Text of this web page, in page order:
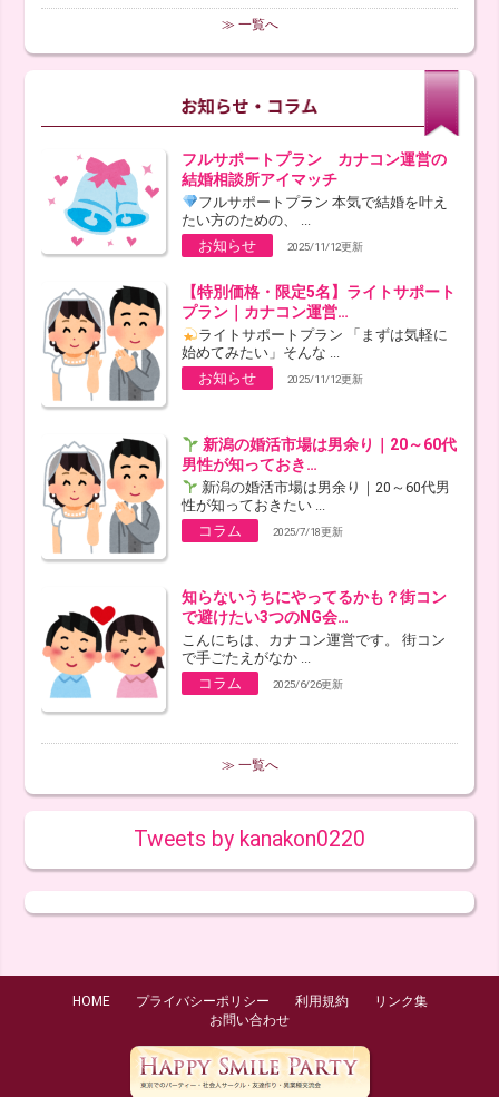
≫ 一覧へ
フルサポートプラン カナコン運営の
結婚相談所アイマッチ
フルサポートプラン 本気で結婚を叶え
たい方のための、 ...
お知らせ
2025/11/12更新
【特別価格・限定5名】ライトサポート
プラン｜カナコン運営…
ライトサポートプラン 「まずは気軽に
始めてみたい」そんな ...
お知らせ
2025/11/12更新
新潟の婚活市場は男余り｜20～60代
男性が知っておき…
新潟の婚活市場は男余り｜20～60代男
性が知っておきたい ...
コラム
2025/7/18更新
知らないうちにやってるかも？街コン
で避けたい3つのNG会…
こんにちは、カナコン運営です。 街コン
で手ごたえがなか ...
コラム
2025/6/26更新
≫ 一覧へ
Tweets by kanakon0220
HOME プライバシーポリシー 利用規約
リンク集
お問い合わせ